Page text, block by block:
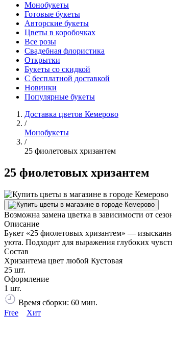
Монобукеты
Готовые букеты
Авторские букеты
Цветы в коробочках
Все розы
Свадебная флористика
Открытки
Букеты со скидкой
С бесплатной доставкой
Новинки
Популярные букеты
Доставка цветов Кемерово
/
Монобукеты
/
25 фиолетовых хризантем
25 фиолетовых хризантем
Возможна замена цветка в зависимости от
Описание
Букет «25 фиолетовых хризантем» —
уюта. Подходит для выражения глубоких
Состав
Хризантема цвет любой Кустовая
25 шт.
Оформление
1 шт.
Время сборки: 60 мин.
Free
Хит